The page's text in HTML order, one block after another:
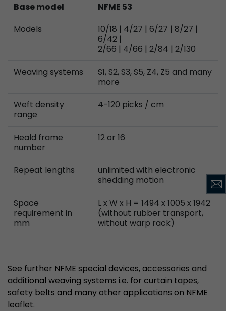
Base model
NFME 53
Models
10/18 | 4/27 | 6/27 | 8/27 |
6/42 |
2/66 | 4/66 | 2/84 | 2/130
Weaving systems
S1, S2, S3, S5, Z4, Z5 and many
more
Weft density
range
4-120 picks / cm
Heald frame
number
12 or 16
Repeat lengths
unlimited with electronic
shedding motion
Space
requirement in
mm
L x W x H = 1494 x 1005 x 1942
(without rubber transport,
without warp rack)
See further NFME special devices, accessories and
additional weaving systems i.e. for curtain tapes,
safety belts and many other applications on NFME
leaflet.